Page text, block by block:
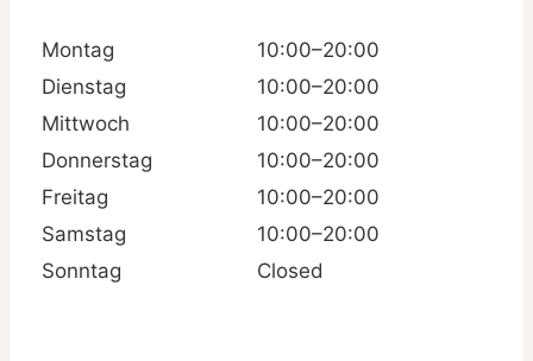
Montag
10:00–20:00
Dienstag
10:00–20:00
Mittwoch
10:00–20:00
Donnerstag
10:00–20:00
Freitag
10:00–20:00
Samstag
10:00–20:00
Sonntag
Closed